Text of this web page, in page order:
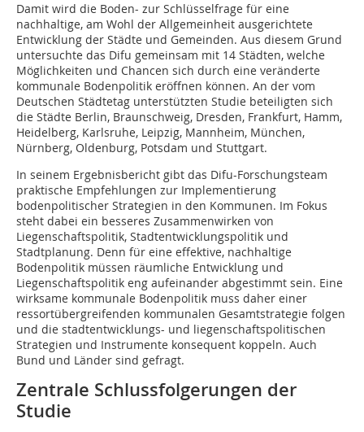
Damit wird die Boden- zur Schlüsselfrage für eine
nachhaltige, am Wohl der Allgemeinheit ausgerichtete
Entwicklung der Städte und Gemeinden. Aus diesem Grund
untersuchte das Difu gemeinsam mit 14 Städten, welche
Möglichkeiten und Chancen sich durch eine veränderte
kommunale Bodenpolitik eröffnen können. An der vom
Deutschen Städtetag unterstützten Studie beteiligten sich
die Städte Berlin, Braunschweig, Dresden, Frankfurt, Hamm,
Heidelberg, Karlsruhe, Leipzig, Mannheim, München,
Nürnberg, Oldenburg, Potsdam und Stuttgart.
In seinem Ergebnisbericht gibt das Difu-Forschungsteam
praktische Empfehlungen zur Implementierung
bodenpolitischer Strategien in den Kommunen. Im Fokus
steht dabei ein besseres Zusammenwirken von
Liegenschaftspolitik, Stadtentwicklungspolitik und
Stadtplanung. Denn für eine effektive, nachhaltige
Bodenpolitik müssen räumliche Entwicklung und
Liegenschaftspolitik eng aufeinander abgestimmt sein. Eine
wirksame kommunale Bodenpolitik muss daher einer
ressortübergreifenden kommunalen Gesamtstrategie folgen
und die stadtentwicklungs- und liegenschaftspolitischen
Strategien und Instrumente konsequent koppeln. Auch
Bund und Länder sind gefragt.
Zentrale Schlussfolgerungen der
Studie